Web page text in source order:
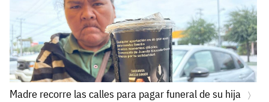
Madre recorre las calles para pagar funeral de su hija